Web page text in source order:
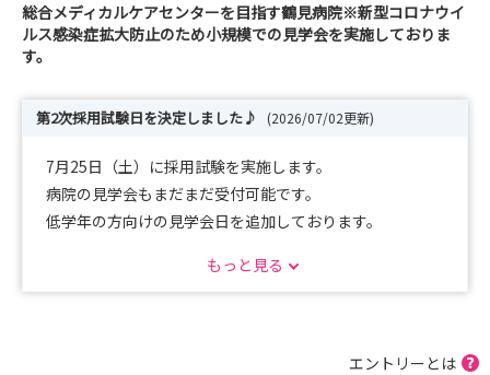
総合メディカルケアセンターを目指す鶴見病院※新型コロナウイ
ルス感染症拡大防止のため小規模での見学会を実施しておりま
す。
第2次採用試験日を決定しました♪ (2026/07/02更新)
7月25日（土）に採用試験を実施します。
病院の見学会もまだまだ受付可能です。
低学年の方向けの見学会日を追加しております。
もっと見る
エントリーとは